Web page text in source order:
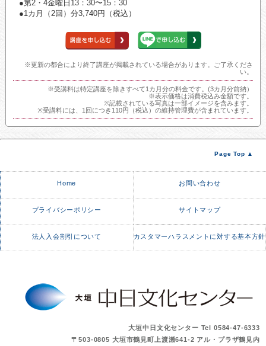
●第2・4金曜日13：30〜15：30
●1カ月（2回）分3,740円（税込）
※更新の都合により終了講座が掲載されている場合があります。ご了承くださ
い。
※受講料は特定講座を除きすべて1カ月分の料金です。(3カ月分前納）
※表示価格は消費税込み金額です。
※記載されている写真は一部イメージを含みます。
※受講料には、1回につき110円（税込）の維持管理費が含まれています。
Page Top ▲
Home お問い合わせ
プライバシーポリシー サイトマップ
法人入会割引について カスタマーハラスメントに対する基本方針
大垣中日文化センター Tel 0584-47-6333
〒503-0805 大垣市鶴見町上渡瀬641-2 アル・プラザ鶴見内